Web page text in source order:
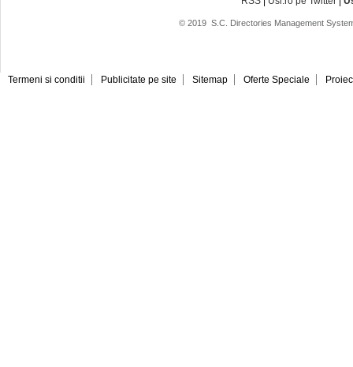
© 2019 S.C. Directories Management
Termeni si conditii Publicitate pe site Sitemap Oferte Speciale